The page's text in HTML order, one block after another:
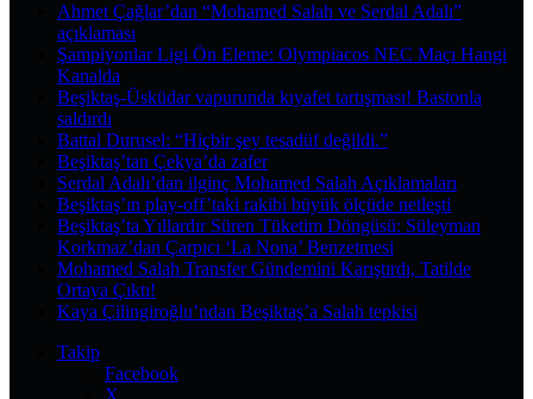
Ahmet Çağlar’dan “Mohamed Salah ve Serdal Adalı”
açıklaması
Şampiyonlar Ligi Ön Eleme: Olympiacos NEC Maçı Hangi
Kanalda
Beşiktaş-Üsküdar vapurunda kıyafet tartışması! Bastonla
saldırdı
Battal Durusel: “Hiçbir şey tesadüf değildi.”
Beşiktaş’tan Çekya’da zafer
Serdal Adalı’dan ilginç Mohamed Salah Açıklamaları
Beşiktaş’ın play-off’taki rakibi büyük ölçüde netleşti
Beşiktaş’ta Yıllardır Süren Tüketim Döngüsü: Süleyman
Korkmaz’dan Çarpıcı ‘La Nona’ Benzetmesi
Mohamed Salah Transfer Gündemini Karıştırdı, Tatilde
Ortaya Çıktı!
Kaya Çilingiroğlu’ndan Beşiktaş’a Salah tepkisi
Takip
Facebook
X